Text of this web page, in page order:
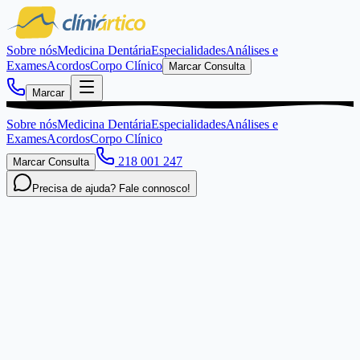
Sobre nósMedicina DentáriaEspecialidadesAnálises e
ExamesAcordosCorpo Clínico Marcar Consulta
Marcar
Sobre nósMedicina DentáriaEspecialidadesAnálises e
ExamesAcordosCorpo Clínico
Marcar Consulta 218 001 247
Precisa de ajuda? Fale connosco!